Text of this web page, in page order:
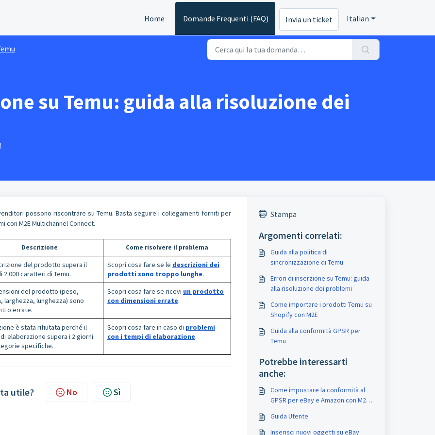
Home Domande Frequenti (FAQ) Invia un ticket Italian
su Temu: guida alla risoluzione dei
possono riscontrare su Temu. Basta seguire i collegamenti forniti per
M2E Multichannel Connect.
Descrizione Come risolvere il problema
del prodotto supera il
2.000 caratteri di Temu.
Scopri cosa fare se le descrizioni dei
prodotti sono troppo lunghe.
del prodotto (peso,
larghezza, lunghezza) sono
o errate.
Scopri cosa fare se ricevi un prodotto
con dimensioni errate.
è stata rifiutata perché il
elaborazione supera i 2 giorni
specifiche.
Scopri cosa fare in caso di problemi
con i tempi di elaborazione.
utile? No Sì
Stampa
Argomenti correlati:
Guida alla politica di
sincronizzazione di Temu
Errori di inserzione su Temu: guida
alla risoluzione dei problemi
Come importare i prodotti Temu su
Shopify con M2E
Guida alla conformità GPSR per
Temu
Potrebbe interessarti
anche:
Come impostare la conformità al
GPSR per eBay e Amazon con M2E
Guida Utente
Inserisci nuovi oggetti su eBay